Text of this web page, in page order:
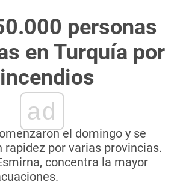
personas
en Turquía por
ad
el domingo y se
rapidez por varias provincias.
concentra la mayor